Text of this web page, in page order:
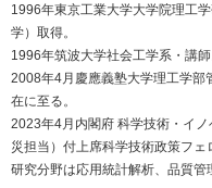
1996年東京工業大学大学院理工
学）取得。
1996年筑波大学社会工学系・講
2008年4月慶應義塾大学理工学部
在に至る。
2023年4月内閣府 科学技術・イ
災担当）付上席科学技術政策フェ
研究分野は応用統計解析、品質管